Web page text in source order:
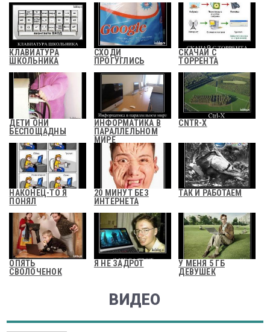
КЛАВИАТУРА
ШКОЛЬНИКА
СХОДИ
ПРОГУГЛИСЬ
СКАЧАЙ С
ТОРРЕНТА
ДЕТИ ОНИ
БЕСПОЩАДНЫ
ИНФОРМАТИКА В
ПАРАЛЛЕЛЬНОМ
МИРЕ
CNTR-X
НАКОНЕЦ-ТО Я
ПОНЯЛ
20 МИНУТ БЕЗ
ИНТЕРНЕТА
ТАК И РАБОТАЕМ
ОПЯТЬ
СВОЛОЧЕНОК
Я НЕ ЗАДРОТ
У МЕНЯ 5 ГБ
ДЕВУШЕК
ВИДЕО